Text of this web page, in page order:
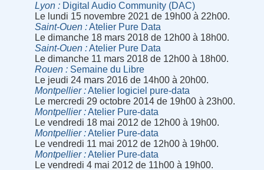
Lyon
Digital Audio Community (DAC)
Le lundi 15 novembre 2021 de 19h00 à 22h00.
Saint-Ouen
Atelier Pure Data
Le dimanche 18 mars 2018 de 12h00 à 18h00.
Saint-Ouen
Atelier Pure Data
Le dimanche 11 mars 2018 de 12h00 à 18h00.
Rouen
Semaine du Libre
Le jeudi 24 mars 2016 de 14h00 à 20h00.
Montpellier
Atelier logiciel pure-data
Le mercredi 29 octobre 2014 de 19h00 à 23h00.
Montpellier
Atelier Pure-data
Le vendredi 18 mai 2012 de 12h00 à 19h00.
Montpellier
Atelier Pure-data
Le vendredi 11 mai 2012 de 12h00 à 19h00.
Montpellier
Atelier Pure-data
Le vendredi 4 mai 2012 de 11h00 à 19h00.